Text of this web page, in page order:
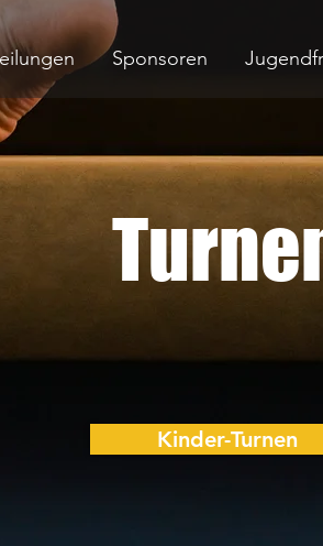
Sponsoren
Kinder-Turnen